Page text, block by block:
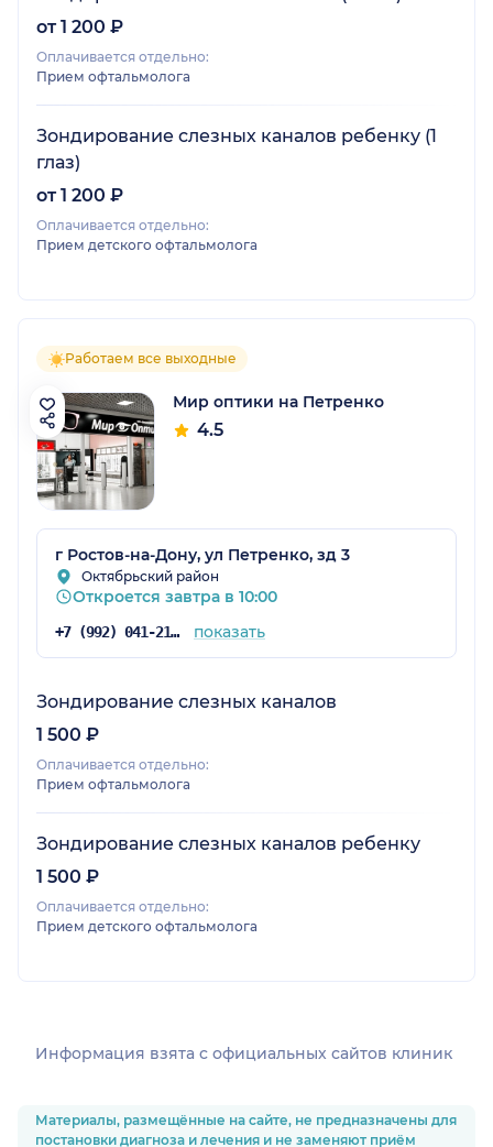
от 1 200 ₽
Оплачивается отдельно:
Прием офтальмолога
Зондирование слезных каналов ребенку (1
глаз)
от 1 200 ₽
Оплачивается отдельно:
Прием детского офтальмолога
Работаем все выходные
Мир оптики на Петренко
4.5
г Ростов-на-Дону, ул Петренко, зд 3
Октябрьский район
Откроется завтра в 10:00
+7 (992) 041-21-54 показать
Зондирование слезных каналов
1 500 ₽
Оплачивается отдельно:
Прием офтальмолога
Зондирование слезных каналов ребенку
1 500 ₽
Оплачивается отдельно:
Прием детского офтальмолога
Информация взята c официальных сайтов клиник
Материалы, размещённые на сайте, не предназначены для
постановки диагноза и лечения и не заменяют приём